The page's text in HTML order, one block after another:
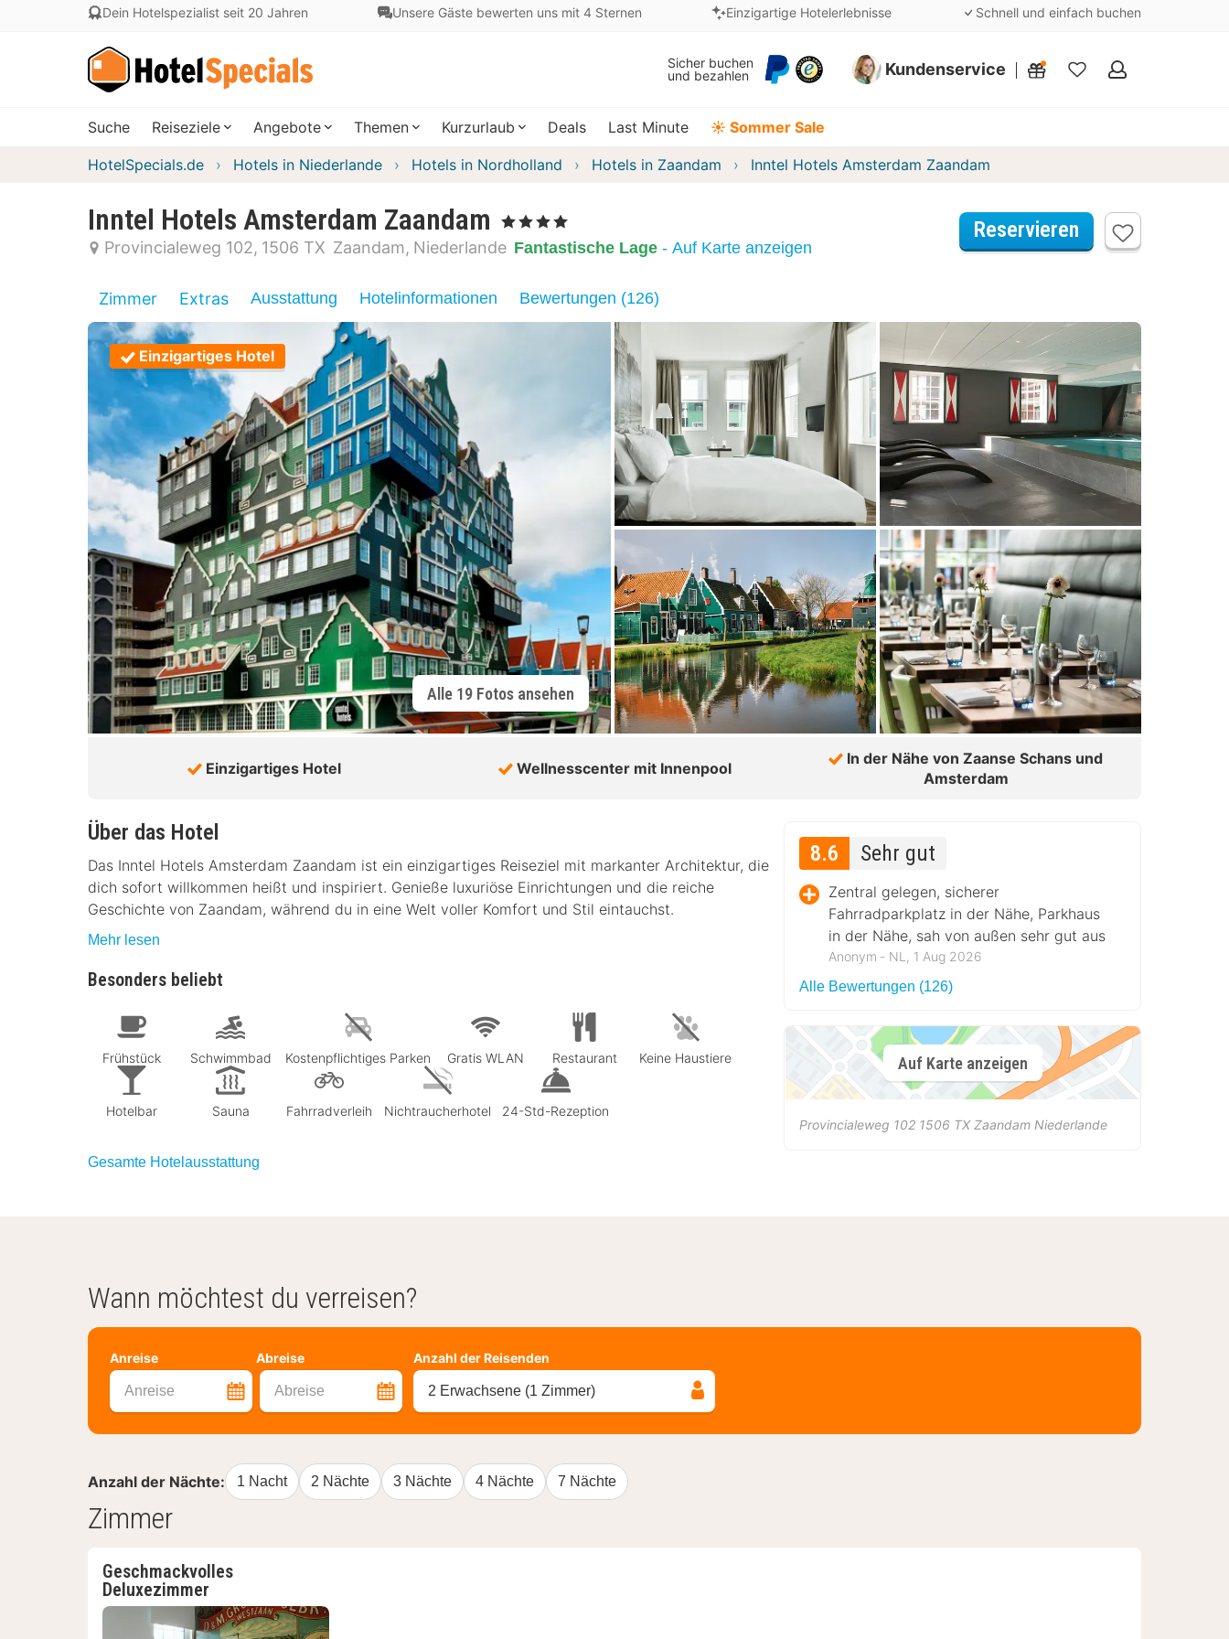
Dein Hotelspezialist seit 20 Jahren Unsere Gäste bewerten uns mit 4 Sternen Einzigartige Hotelerlebnisse Schnell und einfach buchen
Sicher buchen
und bezahlen
Kundenservice
Meine
Suche Reiseziele Angebote Themen Kurzurlaub Deals Last Minute ☀️ Sommer Sale
HotelSpecials.de Hotels in Niederlande Hotels in Nordholland Hotels in Zaandam Inntel Hotels Amsterdam Zaandam
Inntel Hotels Amsterdam Zaandam , 4 Sterne
Provincialeweg 102 1506 TX Zaandam Niederlande Fantastische Lage - Auf Karte anzeigen
Reservieren
Zimmer Extras Ausstattung Hotelinformationen Bewertungen (126)
Einzigartiges Hotel
Alle 19 Fotos ansehen
Einzigartiges Hotel Wellnesscenter mit Innenpool
In der Nähe von Zaanse Schans und
Amsterdam
Über das Hotel
Das Inntel Hotels Amsterdam Zaandam ist ein einzigartiges Reiseziel mit markanter Architektur, die
dich sofort willkommen heißt und inspiriert. Genieße luxuriöse Einrichtungen und die reiche
Geschichte von Zaandam, während du in eine Welt voller Komfort und Stil eintauchst.
Mehr lesen
Besonders beliebt
Frühstück Schwimmbad Kostenpflichtiges Parken Gratis WLAN Restaurant Keine Haustiere
Hotelbar Sauna Fahrradverleih Nichtraucherhotel 24-Std-Rezeption
Gesamte Hotelausstattung
8.6 Sehr gut
Zentral gelegen, sicherer
Fahrradparkplatz in der Nähe, Parkhaus
in der Nähe, sah von außen sehr gut aus
Anonym ‐ NL, 1 Aug 2026
Alle Bewertungen (126)
Auf Karte anzeigen
Provincialeweg 102 1506 TX Zaandam Niederlande
Wann möchtest du verreisen?
Anreise Abreise
Anreise Abreise
Anzahl der Reisenden
2 Erwachsene (1 Zimmer)
Anzahl der Nächte: 1 Nacht 2 Nächte 3 Nächte 4 Nächte 7 Nächte
Zimmer
Geschmackvolles
Deluxezimmer